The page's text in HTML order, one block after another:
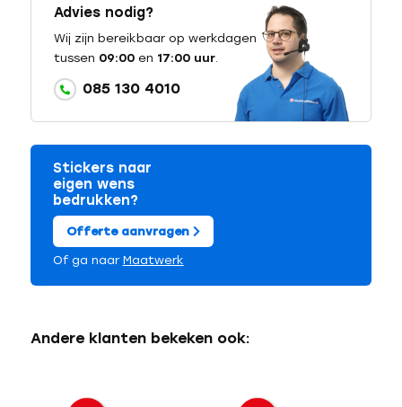
Advies nodig?
Wij zijn bereikbaar op werkdagen
tussen 09:00en 17:00 uur.
085 130 4010
Stickers naar
eigen wens
bedrukken?
Offerte aanvragen
Of ga naar Maatwerk
Andere klanten bekeken ook: